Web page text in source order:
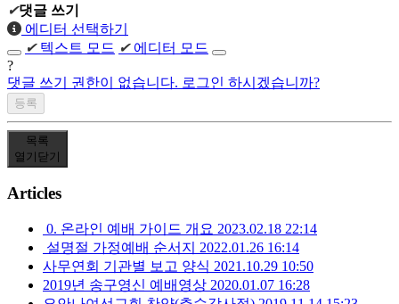
✔댓글 쓰기
에디터 선택하기
✔ 텍스트 모드 ✔ 에디터 모드
?
댓글 쓰기 권한이 없습니다. 로그인 하시겠습니까?
목록
열기 닫기
Articles
0. 온라인 예배 가이드 개요 2023.02.18 22:14
설명절 가정예배 순서지
2022.01.26 16:14
사무연회 기관별 보고 양식 2021.10.29 10:50
2019년 송구영신 예배영상 2020.01.07 16:28